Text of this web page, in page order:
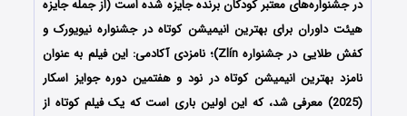
در جشنواره‌های معتبر کودکان برنده جایزه شده است (از جمله جایزه
هیئت داوران برای بهترین انیمیشن کوتاه در جشنواره نیویورک و
کفش طلایی در جشنواره Zlín)؛ نامزدی آکادمی: این فیلم به عنوان
نامزد بهترین انیمیشن کوتاه در نود و هفتمین دوره جوایز اسکار
(2025) معرفی شد، که این اولین باری است که یک فیلم کوتاه از